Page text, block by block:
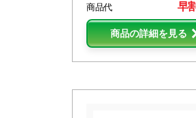
商品代
早
商品の詳細を見る